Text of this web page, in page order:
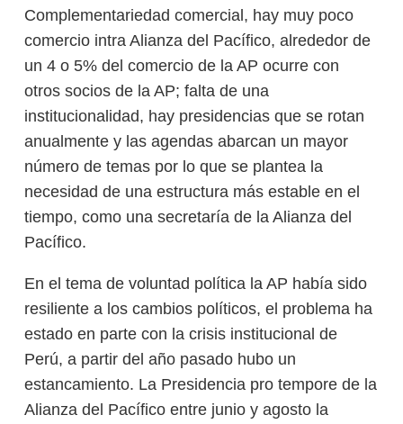
Complementariedad comercial, hay muy poco
comercio intra Alianza del Pacífico, alrededor de
un 4 o 5% del comercio de la AP ocurre con
otros socios de la AP; falta de una
institucionalidad, hay presidencias que se rotan
anualmente y las agendas abarcan un mayor
número de temas por lo que se plantea la
necesidad de una estructura más estable en el
tiempo, como una secretaría de la Alianza del
Pacífico.
En el tema de voluntad política la AP había sido
resiliente a los cambios políticos, el problema ha
estado en parte con la crisis institucional de
Perú, a partir del año pasado hubo un
estancamiento. La Presidencia pro tempore de la
Alianza del Pacífico entre junio y agosto la